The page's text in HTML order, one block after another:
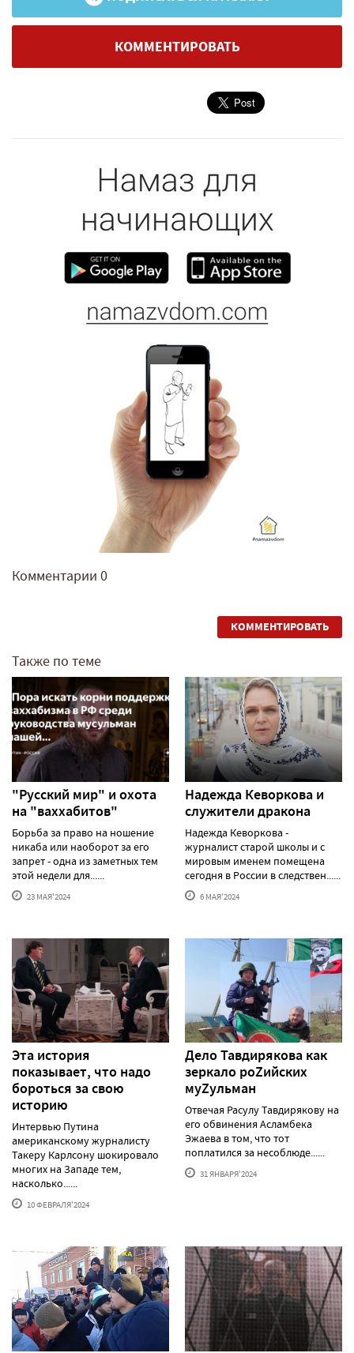
КОММЕНТИРОВАТЬ
Комментарии 0
КОММЕНТИРОВАТЬ
Также по теме
"Русский мир" и охота
на "ваххабитов"
Борьба за право на ношение
никаба или наоборот за его
запрет - одна из заметных тем
этой недели для......
23 МАЯ'2024
Надежда Кеворкова и
служители дракона
Надежда Кеворкова -
журналист старой школы и с
мировым именем помещена
сегодня в России в следствен......
6 МАЯ'2024
Эта история
показывает, что надо
бороться за свою
историю
Интервью Путина
американскому журналисту
Такеру Карлсону шокировало
многих на Западе тем,
насколько......
10 ФЕВРАЛЯ'2024
Дело Тавдирякова как
зеркало роZийских
муZульман
Отвечая Расулу Тавдирякову на
его обвинения Асламбека
Эжаева в том, что тот
поплатился за несоблюде......
31 ЯНВАРЯ'2024